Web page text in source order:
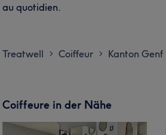
au quotidien.
Treatwell > Coiffeur > Kanton Genf
Coiffeure in der Nähe